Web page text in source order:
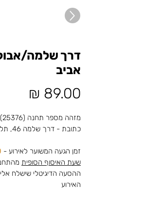
דרך שלמה/
אביב
מזהה מספר תחנה (25376)
כתובת - דרך שלמה 46, תל אביב
זמן הגעה המשוער לאירוע -
שעת האיסוף הסופית
ההסעה הדיגיטלי שישלח
האירוע